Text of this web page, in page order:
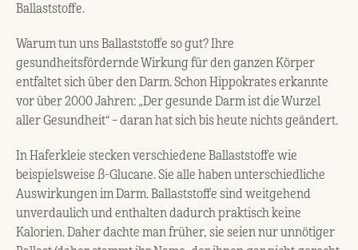
Ballaststoffe.
Warum tun uns Ballaststoffe so gut? Ihre
gesundheitsfördernde Wirkung für den ganzen Körper
entfaltet sich über den Darm. Schon Hippokrates erkannte
vor über 2000 Jahren: „Der gesunde Darm ist die Wurzel
aller Gesundheit“ – daran hat sich bis heute nichts geändert.
In Haferkleie stecken verschiedene Ballaststoffe wie
beispielsweise ß-Glucane. Sie alle haben unterschiedliche
Auswirkungen im Darm. Ballaststoffe sind weitgehend
unverdaulich und enthalten dadurch praktisch keine
Kalorien. Daher dachte man früher, sie seien nur unnötiger